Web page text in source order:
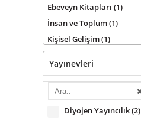
Ebeveyn Kitapları (1)
İnsan ve Toplum(1)
Kişisel Gelişim(1)
Yayınevleri
Diyojen Yayıncılık(2)